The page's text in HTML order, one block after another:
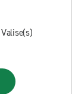
Valise(s)